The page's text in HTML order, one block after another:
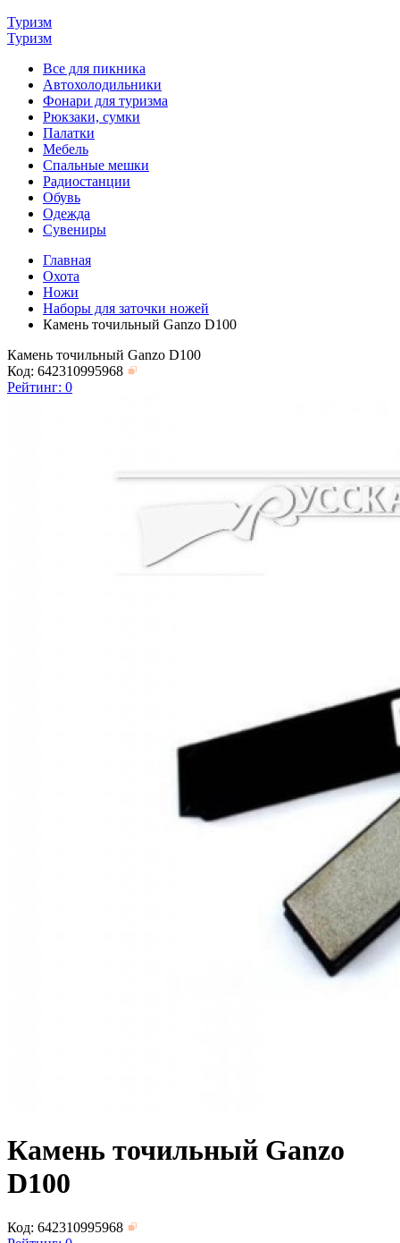
Туризм
Туризм
Все для пикника
Автохолодильники
Фонари для туризма
Рюкзаки, сумки
Палатки
Мебель
Спальные мешки
Радиостанции
Обувь
Одежда
Сувениры
Главная
Охота
Ножи
Наборы для заточки ножей
Камень точильный Ganzo D100
Камень точильный Ganzo D100
Код: 642310995968
Рейтинг: 0
Камень точильный Ganzo
D100
Код: 642310995968